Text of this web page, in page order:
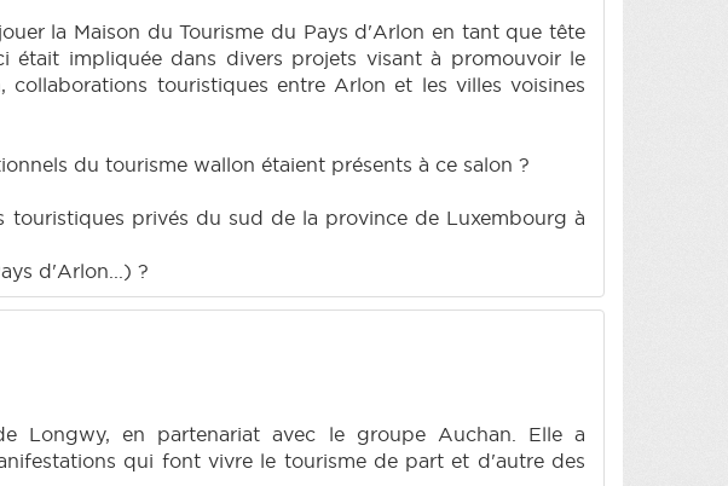
la Maison du Tourisme du Pays d'Arlon en tant que tête
impliquée dans divers projets visant à promouvoir le
touristiques entre Arlon et les villes voisines
du tourisme wallon étaient présents à ce salon ?
privés du sud de la province de Luxembourg à
d'Arlon...) ?
Longwy, en partenariat avec le groupe Auchan. Elle a
qui font vivre le tourisme de part et d'autre des